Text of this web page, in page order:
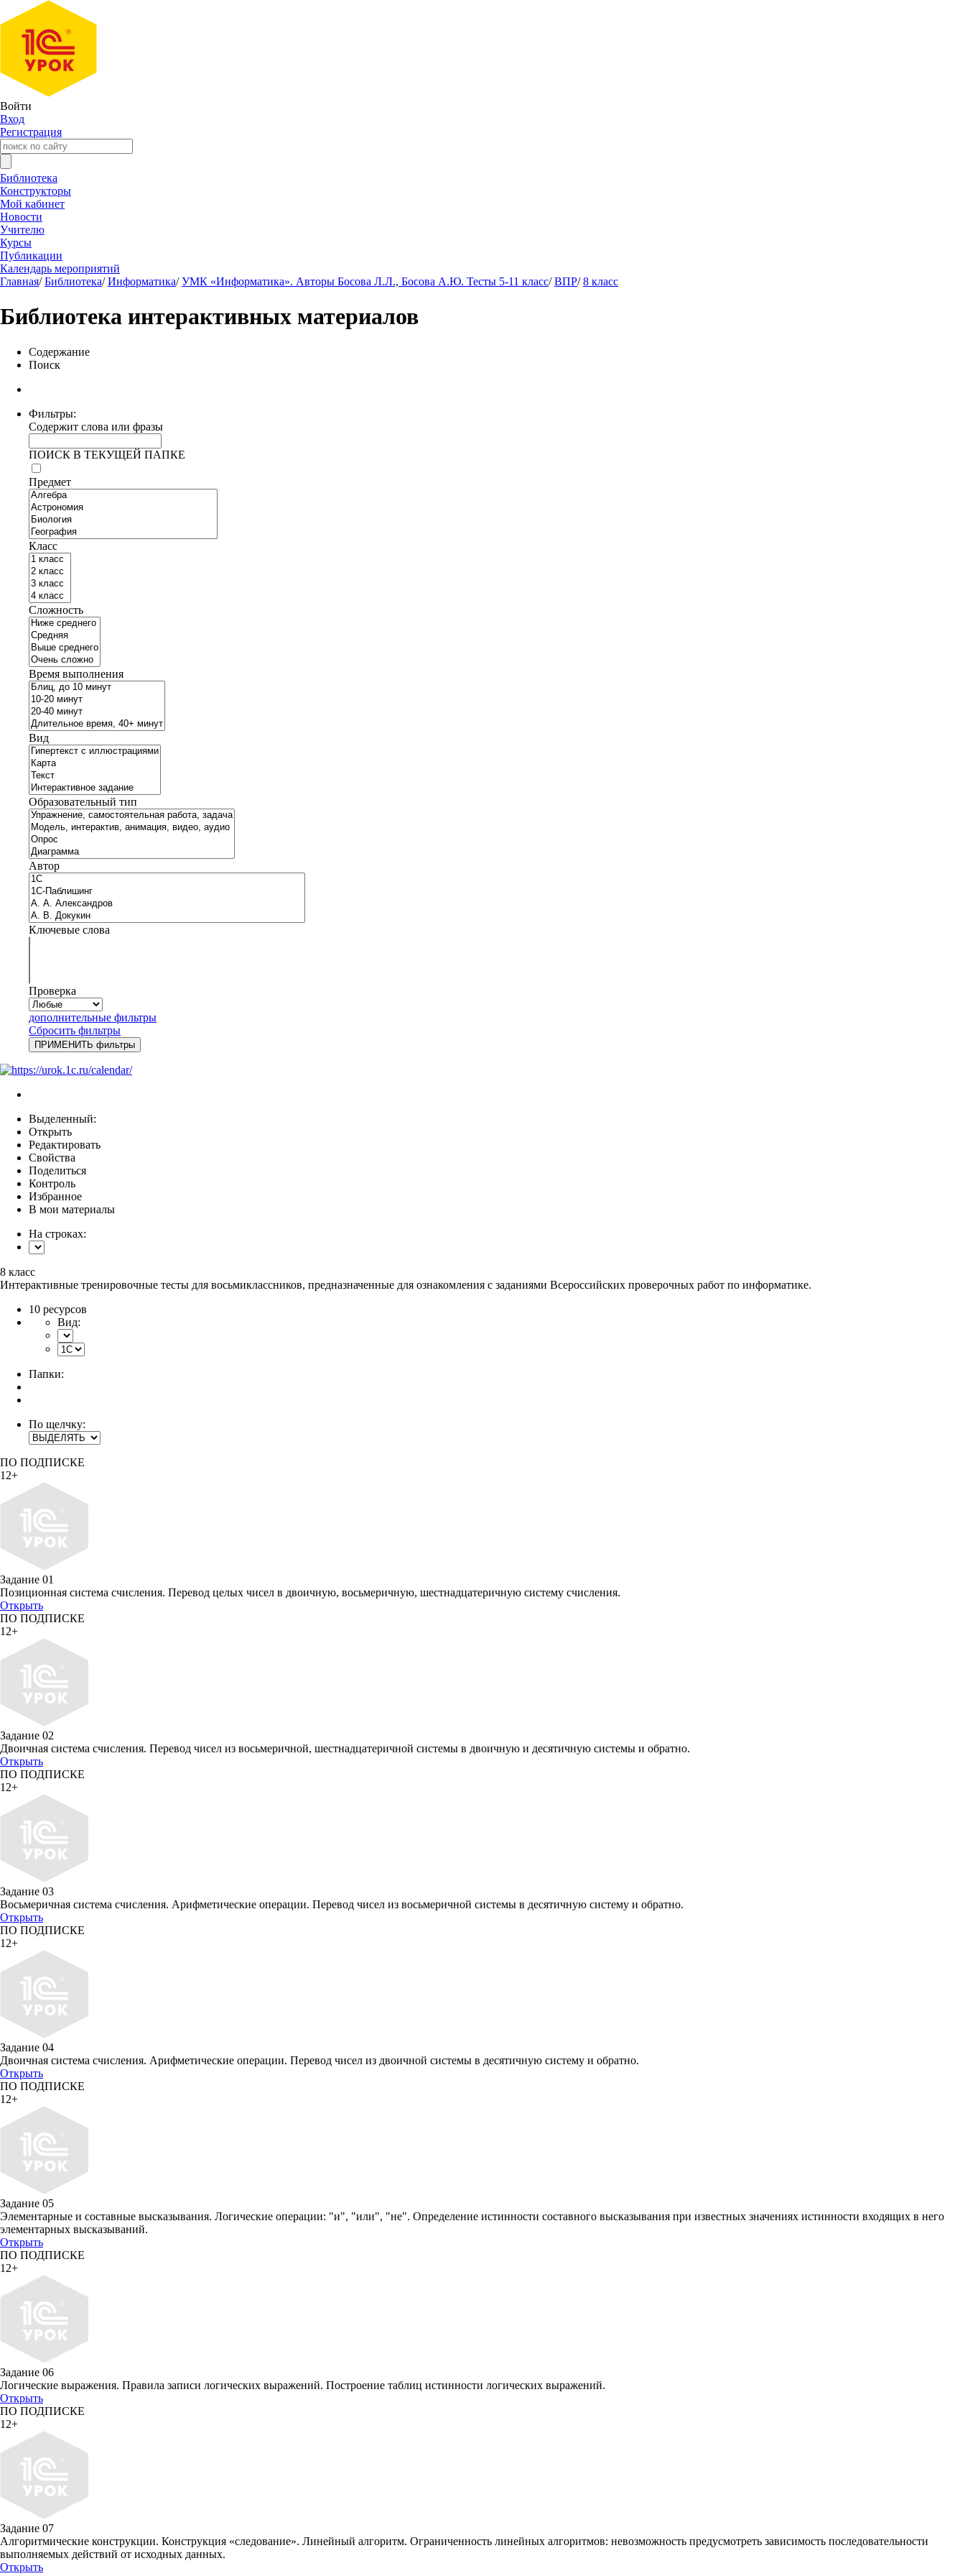
Войти
Вход
Регистрация
Библиотека
Конструкторы
Мой кабинет
Новости
Учителю
Курсы
Публикации
Календарь мероприятий
Главная/ Библиотека/ Информатика/ УМК «Информатика». Авторы Босова Л.Л., Босова А.Ю. Тесты 5-11 класс/ ВПР/ 8 класс
Библиотека интерактивных материалов
Содержание
Поиск
Фильтры:
Содержит слова или фразы
ПОИСК В ТЕКУЩЕЙ ПАПКЕ
Предмет
Класс
Сложность
Время выполнения
Вид
Образовательный тип
Автор
Ключевые слова
Проверка
дополнительные фильтры
Сбросить фильтры
Выделенный:
Открыть
Редактировать
Свойства
Поделиться
Контроль
Избранное
В мои материалы
На строках:
8 класс
Интерактивные тренировочные тесты для восьмиклассников, предназначенные для ознакомления с заданиями Всероссийских проверочных работ по информатике.
10 ресурсов
Вид:
Папки:
По щелчку:
ПО ПОДПИСКЕ
12+
Задание 01
Позиционная система счисления. Перевод целых чисел в двоичную, восьмеричную, шестнадцатеричную систему счисления.
Открыть
ПО ПОДПИСКЕ
12+
Задание 02
Двоичная система счисления. Перевод чисел из восьмеричной, шестнадцатеричной системы в двоичную и десятичную системы и обратно.
Открыть
ПО ПОДПИСКЕ
12+
Задание 03
Восьмеричная система счисления. Арифметические операции. Перевод чисел из восьмеричной системы в десятичную систему и обратно.
Открыть
ПО ПОДПИСКЕ
12+
Задание 04
Двоичная система счисления. Арифметические операции. Перевод чисел из двоичной системы в десятичную систему и обратно.
Открыть
ПО ПОДПИСКЕ
12+
Задание 05
Элементарные и составные высказывания. Логические операции: "и", "или", "не". Определение истинности составного высказывания при известных значениях истинности входящих в него
элементарных высказываний.
Открыть
ПО ПОДПИСКЕ
12+
Задание 06
Логические выражения. Правила записи логических выражений. Построение таблиц истинности логических выражений.
Открыть
ПО ПОДПИСКЕ
12+
Задание 07
Алгоритмические конструкции. Конструкция «следование». Линейный алгоритм. Ограниченность линейных алгоритмов: невозможность предусмотреть зависимость последовательности
выполняемых действий от исходных данных.
Открыть